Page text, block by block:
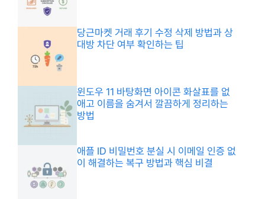
당근마켓 거래 후기 수정 삭제 방법과 상
대방 차단 여부 확인하는 팁
윈도우 11 바탕화면 아이콘 화살표를 없
애고 이름을 숨겨서 깔끔하게 정리하는
방법
애플 ID 비밀번호 분실 시 이메일 인증 없
이 해결하는 복구 방법과 핵심 비결